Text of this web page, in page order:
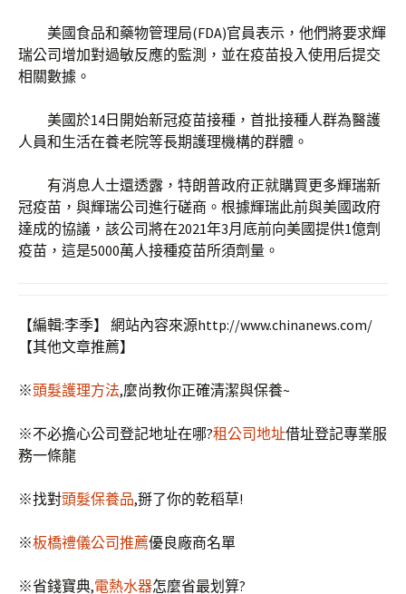
美國食品和藥物管理局(FDA)官員表示，他們將要求輝
瑞公司增加對過敏反應的監測，並在疫苗投入使用后提交
相關數據。
美國於14日開始新冠疫苗接種，首批接種人群為醫護
人員和生活在養老院等長期護理機構的群體。
有消息人士還透露，特朗普政府正就購買更多輝瑞新
冠疫苗，與輝瑞公司進行磋商。根據輝瑞此前與美國政府
達成的協議，該公司將在2021年3月底前向美國提供1億劑
疫苗，這是5000萬人接種疫苗所須劑量。
【編輯:李季】 網站內容來源http://www.chinanews.com/
【其他文章推薦】
※頭髮護理方法,麼尚教你正確清潔與保養~
※不必擔心公司登記地址在哪?租公司地址借址登記專業服
務一條龍
※找對頭髮保養品,掰了你的乾稻草!
※板橋禮儀公司推薦優良廠商名單
※省錢寶典,電熱水器怎麼省最划算?